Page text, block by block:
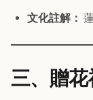
文化註解：
三、贈